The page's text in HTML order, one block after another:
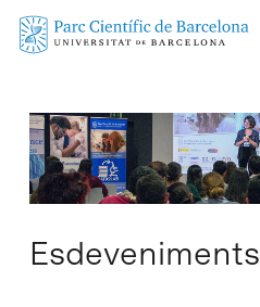
Skip
Esdeveniments